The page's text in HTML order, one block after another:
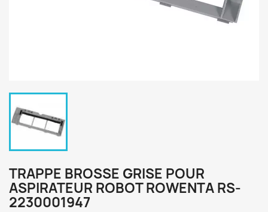
TRAPPE BROSSE GRISE POUR
ASPIRATEUR ROBOT ROWENTA RS-
2230001947